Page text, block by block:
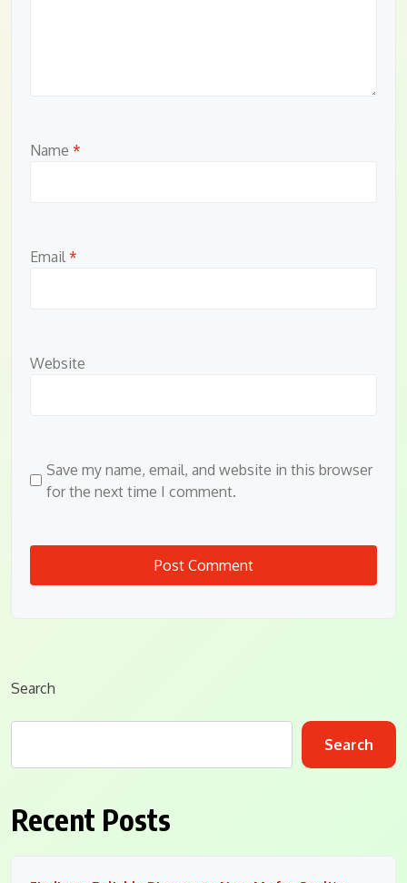
Name *
Email *
Website
Save my name, email, and website in this browser
for the next time I comment.
Search
Search
Recent Posts